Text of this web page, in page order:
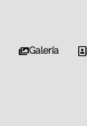
Galería